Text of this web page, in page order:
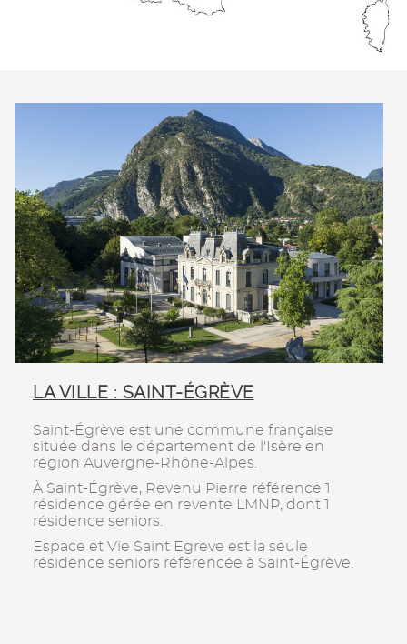
LA VILLE : SAINT-ÉGRÈVE
Saint-Égrève est une commune française
située dans le département de l'Isère en
région Auvergne-Rhône-Alpes.
À Saint-Égrève, Revenu Pierre référence 1
résidence gérée en revente LMNP, dont 1
résidence seniors.
Espace et Vie Saint Egreve est la seule
résidence seniors référencée à Saint-Égrève.